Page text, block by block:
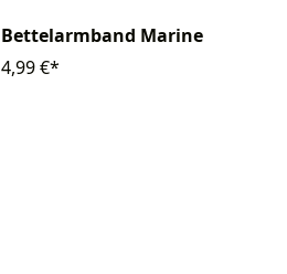
Bettelarmband Marine
4,99 €*